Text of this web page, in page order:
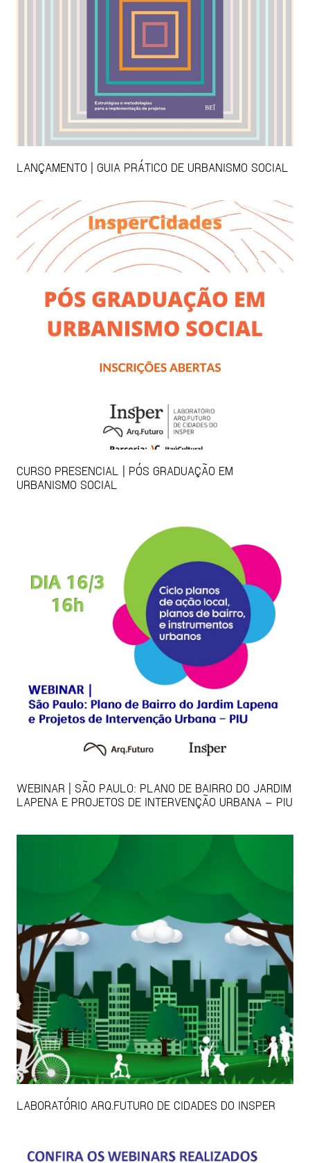
LANÇAMENTO | GUIA PRÁTICO DE URBANISMO SOCIAL
CURSO PRESENCIAL | PÓS GRADUAÇÃO EM
URBANISMO SOCIAL
WEBINAR | SÃO PAULO: PLANO DE BAIRRO DO JARDIM
LAPENA E PROJETOS DE INTERVENÇÃO URBANA – PIU
LABORATÓRIO ARQ.FUTURO DE CIDADES DO INSPER